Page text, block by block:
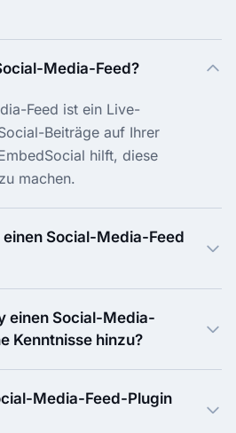
Media-Feed?
Feed ist ein Live-
Beiträge auf Ihrer
hilft, diese
machen.
Social-Media-Feed
einen Social-Media-
Kenntnisse hinzu?
Media-Feed-Plugin